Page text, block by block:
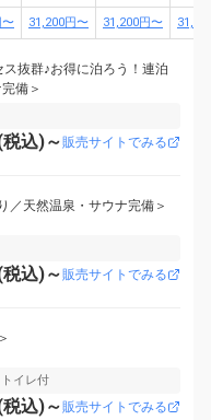
〜 31,200円〜 31,200円〜
ス抜群♪お得に泊ろう！連泊
備＞
込)～販売サイトでみる
／天然温泉・サウナ完備＞
込)～販売サイトでみる
イレ付
込)～販売サイトでみる